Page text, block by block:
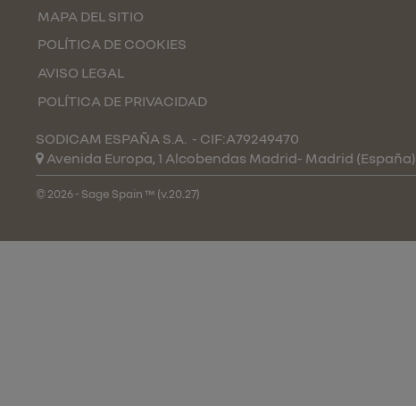
MAPA DEL SITIO
POLÍTICA DE COOKIES
AVISO LEGAL
POLÍTICA DE PRIVACIDAD
SODICAM ESPAÑA S.A. - CIF:A79249470
Avenida Europa, 1 Alcobendas Madrid- Madrid (España)
© 2026 - Sage Spain ™ (v.20.27)